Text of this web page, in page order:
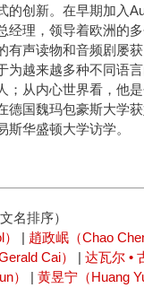
的创新。在早期加入
经理，领导着欧洲的
有声读物和音频剧屡
为越来越多种不同语
；从内心世界看，他
德国魏玛包豪斯大学
斯华盛顿大学访学。
名排序）
| 趙政岷（Chao
Cai） | 达瓦尔 •
） | 黄昱宁（Huang